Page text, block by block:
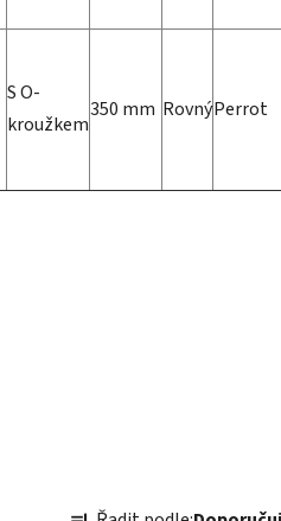
S O-
kroužkem
350 mm RovnýPerrot